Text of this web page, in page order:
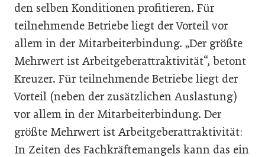
den selben Konditionen profitieren. Für
teilnehmende Betriebe liegt der Vorteil vor
allem in der Mitarbeiterbindung. „Der größte
Mehrwert ist Arbeitgeberattraktivität“, betont
Kreuzer. Für teilnehmende Betriebe liegt der
Vorteil (neben der zusätzlichen Auslastung)
vor allem in der Mitarbeiterbindung. Der
größte Mehrwert ist Arbeitgeberattraktivität:
In Zeiten des Fachkräftemangels kann das ein